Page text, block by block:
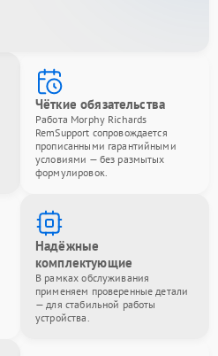
Чёткие обязательства
Работа Morphy Richards
RemSupport сопровождается
прописанными гарантийными
условиями — без размытых
формулировок.
Надёжные
комплектующие
В рамках обслуживания
применяем проверенные детали
— для стабильной работы
устройства.